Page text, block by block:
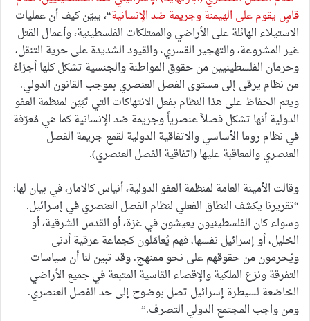
قاسٍ يقوم على الهيمنة وجريمة ضد الإنسانية“، يبيّن كيف أن عمليات
الاستيلاء الهائلة على الأراضي والممتلكات الفلسطينية، وأعمال القتل
غير المشروعة، والتهجير القسري، والقيود الشديدة على حرية التنقل،
وحرمان الفلسطينيين من حقوق المواطنة والجنسية تشكل كلها أجزاءً
من نظام يرقى إلى مستوى الفصل العنصري بموجب القانون الدولي.
ويتم الحفاظ على هذا النظام بفعل الانتهاكات التي تَبَيّن لمنظمة العفو
الدولية أنها تشكل فصلاً عنصرياً وجريمة ضد الإنسانية كما هي مُعرّفة
في نظام روما الأساسي والاتفاقية الدولية لقمع جريمة الفصل
العنصري والمعاقبة عليها (اتفاقية الفصل العنصري).
وقالت الأمينة العامة لمنظمة العفو الدولية، أنياس كالامار، في بيان لها:
“تقريرنا يكشف النطاق الفعلي لنظام الفصل العنصري في إسرائيل.
وسواء كان الفلسطينيون يعيشون في غزة، أو القدس الشرقية، أو
الخليل، أو إسرائيل نفسها، فهم يُعامَلون كجماعة عرقية أدنى
ويُحرمون من حقوقهم على نحو ممنهج. وقد تبين لنا أن سياسات
التفرقة ونزع الملكية والإقصاء القاسية المتبعة في جميع الأراضي
الخاضعة لسيطرة إسرائيل تصل بوضوح إلى حد الفصل العنصري.
ومن واجب المجتمع الدولي التصرف.”